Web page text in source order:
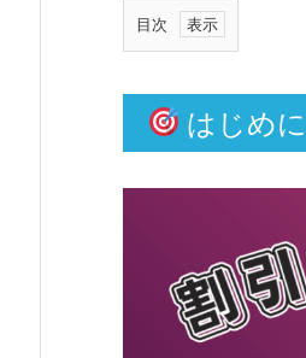
目次
1.
は
じ
はじめに